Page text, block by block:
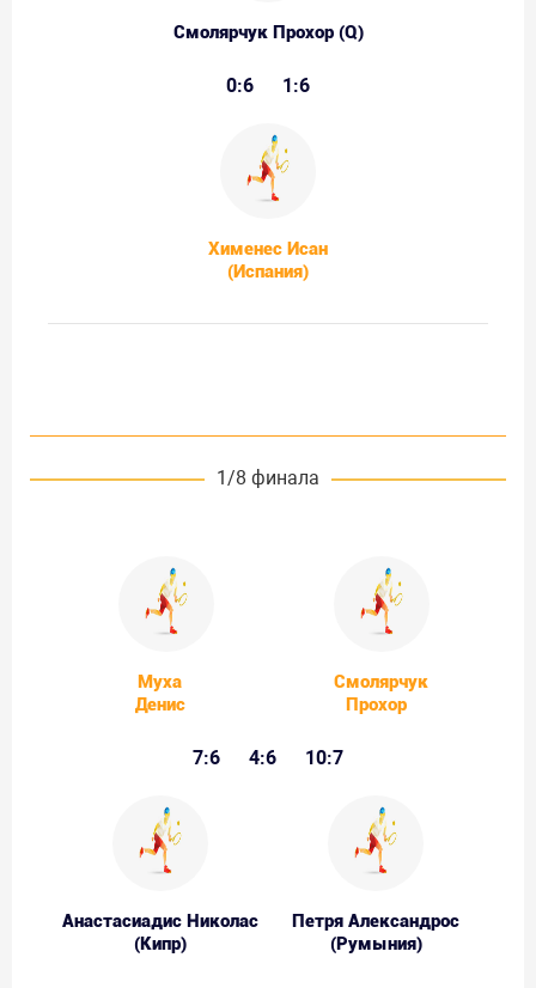
Смолярчук Прохор (Q)
0:6 1:6
Хименес Исан
(Испания)
1/8 финала
Муха
Денис
Смолярчук
Прохор
7:6 4:6 10:7
Анастасиадис Николас
(Кипр)
Петря Александрос
(Румыния)